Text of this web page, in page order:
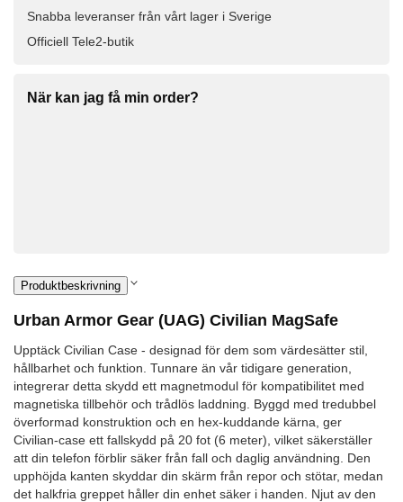
Snabba leveranser från vårt lager i Sverige
Officiell Tele2-butik
När kan jag få min order?
Produktbeskrivning
Urban Armor Gear (UAG) Civilian MagSafe
Upptäck Civilian Case - designad för dem som värdesätter stil,
hållbarhet och funktion. Tunnare än vår tidigare generation,
integrerar detta skydd ett magnetmodul för kompatibilitet med
magnetiska tillbehör och trådlös laddning. Byggd med tredubbel
överformad konstruktion och en hex-kuddande kärna, ger
Civilian-case ett fallskydd på 20 fot (6 meter), vilket säkerställer
att din telefon förblir säker från fall och daglig användning. Den
upphöjda kanten skyddar din skärm från repor och stötar, medan
det halkfria greppet håller din enhet säker i handen. Njut av den